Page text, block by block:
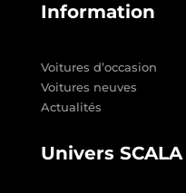
Information
Voitures d’occasion
Voitures neuves
Actualités
Univers SCALA